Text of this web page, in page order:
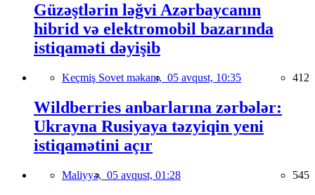
Güzəştlərin ləğvi Azərbaycanın
hibrid və elektromobil bazarında
istiqaməti dəyişib
Keçmiş Sovet məkanı, 05 avqust, 10:35 412
Wildberries anbarlarına zərbələr:
Ukrayna Rusiyaya təzyiqin yeni
istiqamətini açır
Maliyyə, 05 avqust, 01:28 545